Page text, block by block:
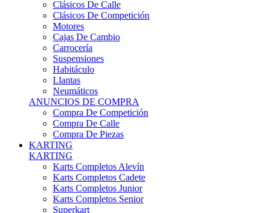
Motores
Cajas De Cambio
Carrocería
Suspensiones
Habitáculo
Llantas
Neumáticos
ANUNCIOS DE COMPRA
Compra De Competición
Compra De Calle
Compra De Piezas
KARTING
KARTING
Karts Completos Alevín
Karts Completos Cadete
Karts Completos Junior
Karts Completos Senior
Superkart
Karts Completos Hobbye